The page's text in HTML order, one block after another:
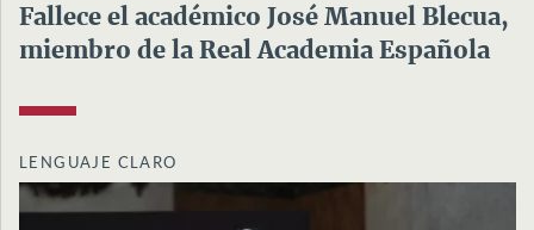
Fallece el académico José Manuel Blecua,
miembro de la Real Academia Española
LENGUAJE CLARO